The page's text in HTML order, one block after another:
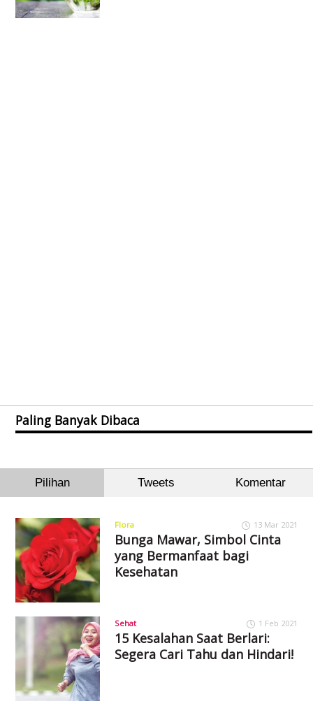
Paling Banyak Dibaca
Pilihan Tweets Komentar
Flora 13 Mar 2021
Bunga Mawar, Simbol Cinta
yang Bermanfaat bagi
Kesehatan
Sehat 1 Feb 2021
15 Kesalahan Saat Berlari:
Segera Cari Tahu dan Hindari!